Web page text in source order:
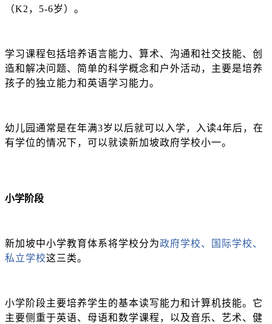
（K2，5-6岁）。
学习课程包括培养语言能力、算术、沟通和社交技能、创
造和解决问题、简单的科学概念和户外活动，主要是培养
孩子的独立能力和英语学习能力。
幼儿园通常是在年满3岁以后就可以入学，入读4年后，在
有学位的情况下，可以就读新加坡政府学校小一。
小学阶段
新加坡中小学教育体系将学校分为政府学校、国际学校、
私立学校这三类。
小学阶段主要培养学生的基本读写能力和计算机技能。它
主要侧重于英语、母语和数学课程，以及音乐、艺术、健